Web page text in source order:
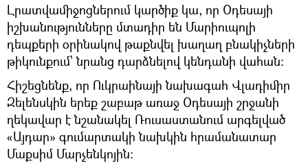
Լրատվամիջոցներում կարծիք կա, որ Օդեսայի
իշխանությունները մտադիր են Մարիուպոլի
դեպքերի օրինակով թաքնվել խաղաղ բնակիչների
թիկունքում՝ նրանց դարձնելով կենդանի վահան։
Հիշեցնենք, որ Ուկրաինայի նախագահ Վլադիմիր
Զելենսկին երեք շաբաթ առաջ Օդեսայի շրջանի
ղեկավար է նշանակել Ռուսաստանում արգելված
«Այդար» գումարտակի նախկին հրամանատար
Մաքսիմ Մարչենկոյին։